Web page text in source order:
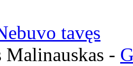
tavęs
-